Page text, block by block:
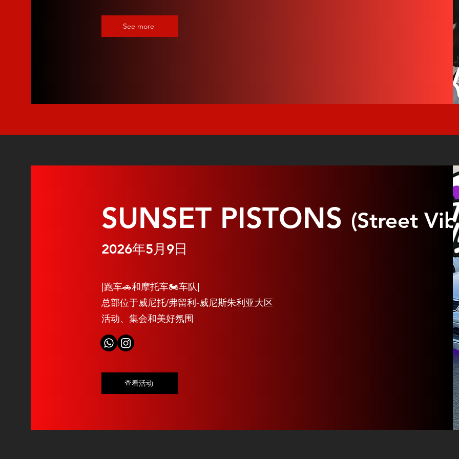
See more
SUNSET PISTONS (Street
2026年5月9日
|跑车🚗和摩托车🏍️车队|
总部位于威尼托/弗留利-威尼斯朱利亚大区
活动、集会和美好氛围
查看活动